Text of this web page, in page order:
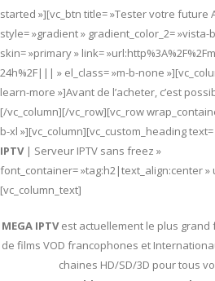
started »][vc_btn title= »Tester votre future
style= »gradient » gradient_color_2= »vista-
skin= »primary » link=
24h%2F||| » el_class= »m-b-none
learn-more »]Avant de l’acheter, c’est
[/vc_column][/vc_row][vc_row
b-xl »][vc_column][vc_custom_heading text=
IPTV | Serveur IPTV sans freez »
font_container= »tag:h2|text_align:center »
[vc_column_text]
MEGA IPTVest actuellement le plus grand
de films VOD francophones et
chaines HD/SD/3D pour tous